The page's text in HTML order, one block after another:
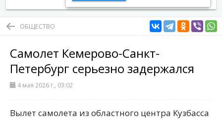
ОБЩЕСТВО
Самолет Кемерово-Санкт-
Петербург серьезно задержался
4 мая 2026 г., 03:02
Вылет самолета из областного центра Кузбасса